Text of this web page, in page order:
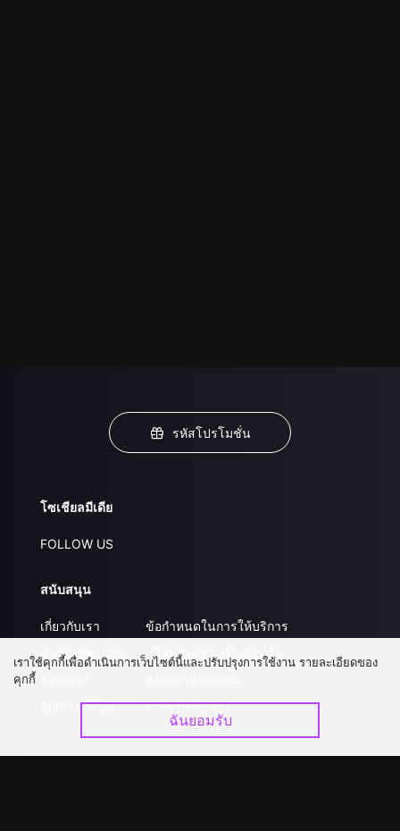
รหัสโปรโมชั่น
โซเชียลมีเดีย
FOLLOW US
สนับสนุน
เกี่ยวกับเรา
คำถามที่พบบ่อย
อัปเกรด วีไอพี
ข้อกำหนดในการให้บริการ
นโยบายความเป็นส่วนตัว
ร่วมงานกับเรา
เราใช้คุกกี้เพื่อดำเนินการเว็บไซต์นี้และปรับปรุงการใช้งาน รายละเอียดของ
คุกกี้
ฉันยอมรับ